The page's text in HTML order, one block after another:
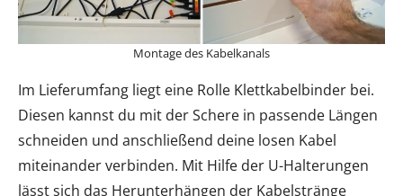
Montage des Kabelkanals
Im Lieferumfang liegt eine Rolle Klettkabelbinder bei.
Diesen kannst du mit der Schere in passende Längen
schneiden und anschließend deine losen Kabel
miteinander verbinden. Mit Hilfe der U-Halterungen
lässt sich das Herunterhängen der Kabelstränge